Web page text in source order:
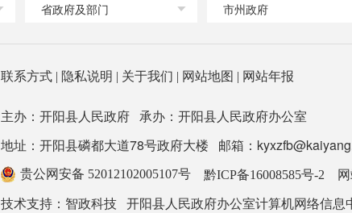
省政府及部门 市州政府
联系方式 | 隐私说明 | 关于我们 | 网站地图 | 网站年报
主办：开阳县人民政府 承办：开阳县人民政府办公室
地址：开阳县磷都大道78号政府大楼 邮箱：
贵公网安备 52012102005107号 黔ICP备16008585号-2
网
技术支持： 智政科技 开阳县人民政府办公室计算机网络信